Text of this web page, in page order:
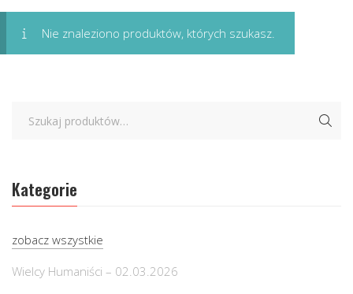
Nie znaleziono produktów, których szukasz.
Kategorie
zobacz wszystkie
Wielcy Humaniści – 02.03.2026